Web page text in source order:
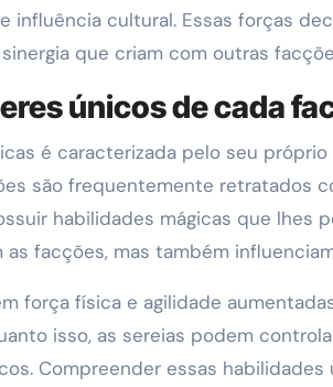
influência cultural. Essas forças
que criam com outras
únicos de cada
é caracterizada pelo seu
são frequentemente retratados
habilidades mágicas que lhes
facções, mas também
força física e agilidade
isso, as sereias podem
Compreender essas habilidades